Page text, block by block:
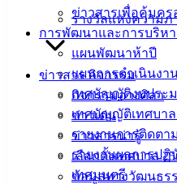
ข่าวสารเพื่อคุ้มคร
การพัฒนาและการบริหา
แผนพัฒนาห้าปี
แผนการดำเนินงา
เทศบัญญัติงบประ
เทศบัญญัติเทศบาล
รายงานการติดตา
รายงานผลการป
เทศมนตรี
รางวัลแห่งความภ
ข่าวสาร กิจกรรม
กิจกรรมอ่างศิลา
ข่าวเด่น
ข่าวสารน่ารู้
เลือกตั้งเทศบาล
ข้อมูลทางวัฒนธร
อ่างศิลา 90/338
ม.3 ต.เสม็ด
20000
038-
142-100-104
บริการ